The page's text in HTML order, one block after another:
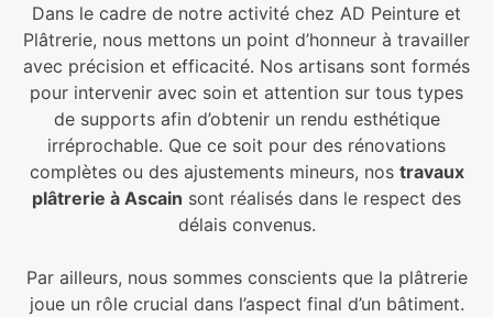
Dans le cadre de notre activité chez AD Peinture et
Plâtrerie, nous mettons un point d’honneur à travailler
avec précision et efficacité. Nos artisans sont formés
pour intervenir avec soin et attention sur tous types
de supports afin d’obtenir un rendu esthétique
irréprochable. Que ce soit pour des rénovations
complètes ou des ajustements mineurs, nos travaux
plâtrerie à Ascain sont réalisés dans le respect des
délais convenus.
Par ailleurs, nous sommes conscients que la plâtrerie
joue un rôle crucial dans l’aspect final d’un bâtiment.